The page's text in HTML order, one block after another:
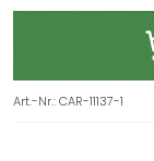
Art.-Nr.:CAR-11137-1